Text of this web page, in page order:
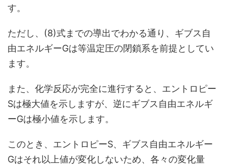
す。
ただし、(8)式までの導出でわかる通り、ギブス自
由エネルギーGは等温定圧の閉鎖系を前提としてい
ます。
また、化学反応が完全に進行すると、エントロピー
Sは極大値を示しますが、逆にギブス自由エネルギ
ーGは極小値を示します。
このとき、エントロピーS、ギブス自由エネルギー
Gはそれ以上値が変化しないため、各々の変化量